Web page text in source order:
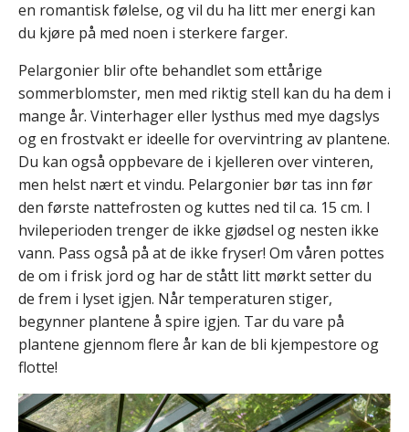
en romantisk følelse, og vil du ha litt mer energi kan
du kjøre på med noen i sterkere farger.
Pelargonier blir ofte behandlet som ettårige
sommerblomster, men med riktig stell kan du ha dem i
mange år. Vinterhager eller lysthus med mye dagslys
og en frostvakt er ideelle for overvintring av plantene.
Du kan også oppbevare de i kjelleren over vinteren,
men helst nært et vindu. Pelargonier bør tas inn før
den første nattefrosten og kuttes ned til ca. 15 cm. I
hvileperioden trenger de ikke gjødsel og nesten ikke
vann. Pass også på at de ikke fryser! Om våren pottes
de om i frisk jord og har de stått litt mørkt setter du
de frem i lyset igjen. Når temperaturen stiger,
begynner plantene å spire igjen. Tar du vare på
plantene gjennom flere år kan de bli kjempestore og
flotte!